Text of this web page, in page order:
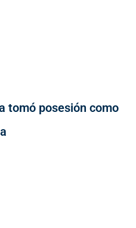
tomó posesión como